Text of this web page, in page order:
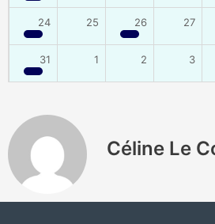
24 25 26 27
31 1 2 3
Céline Le